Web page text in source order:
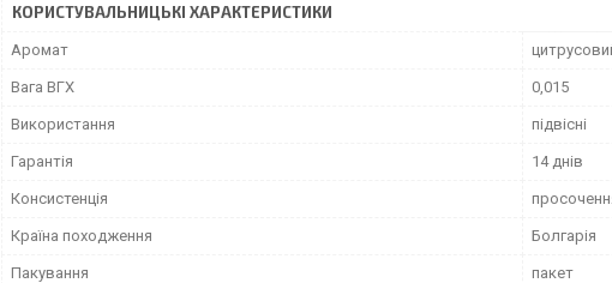
КОРИСТУВАЛЬНИЦЬКІ ХАРАКТЕРИСТИКИ
Аромат
Вага ВГХ 0,015
Використання підвісні
Гарантія 14 днів
Консистенція
Країна походження Болгарія
Пакування пакет